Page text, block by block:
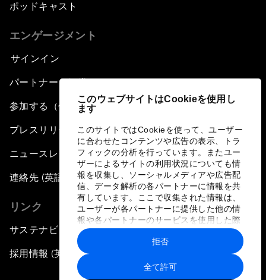
このウェブサイトはCookieを使用し
ます
このサイトではCookieを使って、ユーザー
に合わせたコンテンツや広告の表示、トラ
フィックの分析を行っています。またユー
ザーによるサイトの利用状況についても情
報を収集し、ソーシャルメディアや広告配
信、データ解析の各パートナーに情報を共
有しています。ここで収集された情報は、
ユーザーが各パートナーに提供した他の情
報や各パートナーのサービスを使用した際
に収集された情報と組み合わされ、各パー
トナーによって使用されることがありま
す。
全て許可
拒否
ポッドキャスト
エンゲージメント
サインイン
パートナー（組織）について
参加する（個人、組織）
プレスリリース登録
ニュースレター購読
連絡先 (英語のみ)
リンク
サステナビリティへの取り組み
採用情報 (英語のみ)